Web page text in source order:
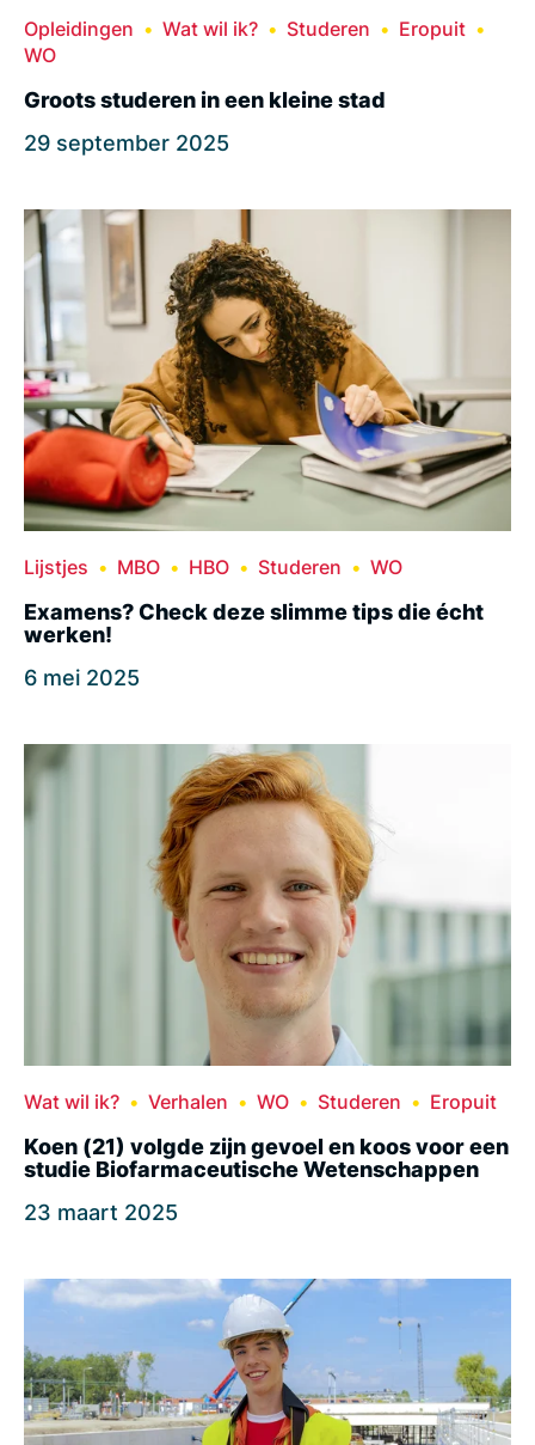
Opleidingen Wat wil ik? Studeren
Eropuit
WO
Groots studeren in een kleine stad
29 september 2025
Lijstjes MBO HBO Studeren WO
Examens? Check deze slimme tips die écht
werken!
6 mei 2025
Wat wil ik? Verhalen WO Studeren Eropuit
Koen (21) volgde zijn gevoel en koos voor een
studie Biofarmaceutische Wetenschappen
23 maart 2025